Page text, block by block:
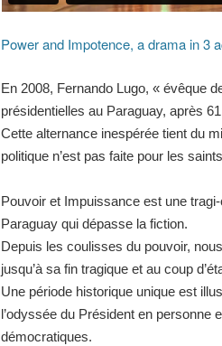
Power and Impotence, a drama in 3
En 2008, Fernando Lugo, « évêque
présidentielles au Paraguay, après
Cette alternance inespérée tient du
politique n’est pas faite pour les
Pouvoir et Impuissance est une
Paraguay qui dépasse la fiction.
Depuis les coulisses du pouvoir,
jusqu’à sa fin tragique et au coup
Une période historique unique est
l’odyssée du Président en personne
démocratiques.